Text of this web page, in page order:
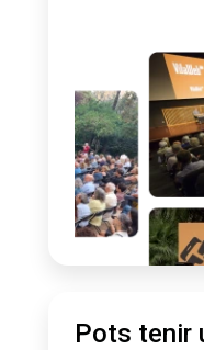
Pots tenir